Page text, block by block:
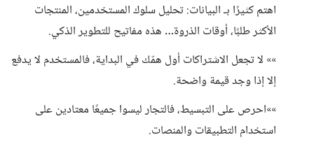
اهتم كثيرًا بـ البيانات: تحليل سلوك المستخدمين، المنتجات
الأكثر طلبًا، أوقات الذروة… هذه مفاتيح للتطوير الذكي.
»» لا تجعل الاشتراكات أول همّك في البداية، فالمستخدم لا يدفع
إلا إذا وجد قيمة واضحة.
»»احرص على التبسيط، فالتجار ليسوا جميعًا معتادين على
استخدام التطبيقات والمنصات.